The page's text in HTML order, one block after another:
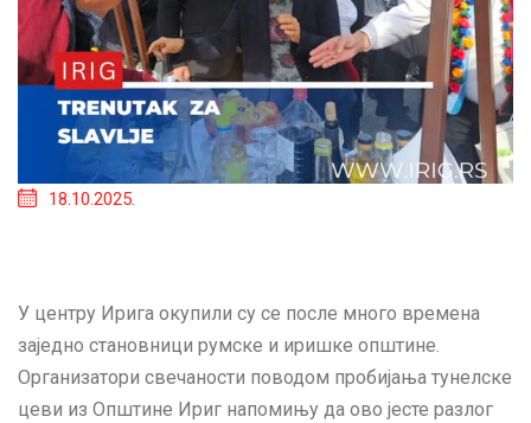
18.10.2025.
У центру Ирига окупили су се после много времена
заједно становници румске и иришке општине.
Организатори свечаности поводом пробијања тунелске
цеви из Општине Ириг напомињу да ово јесте разлог